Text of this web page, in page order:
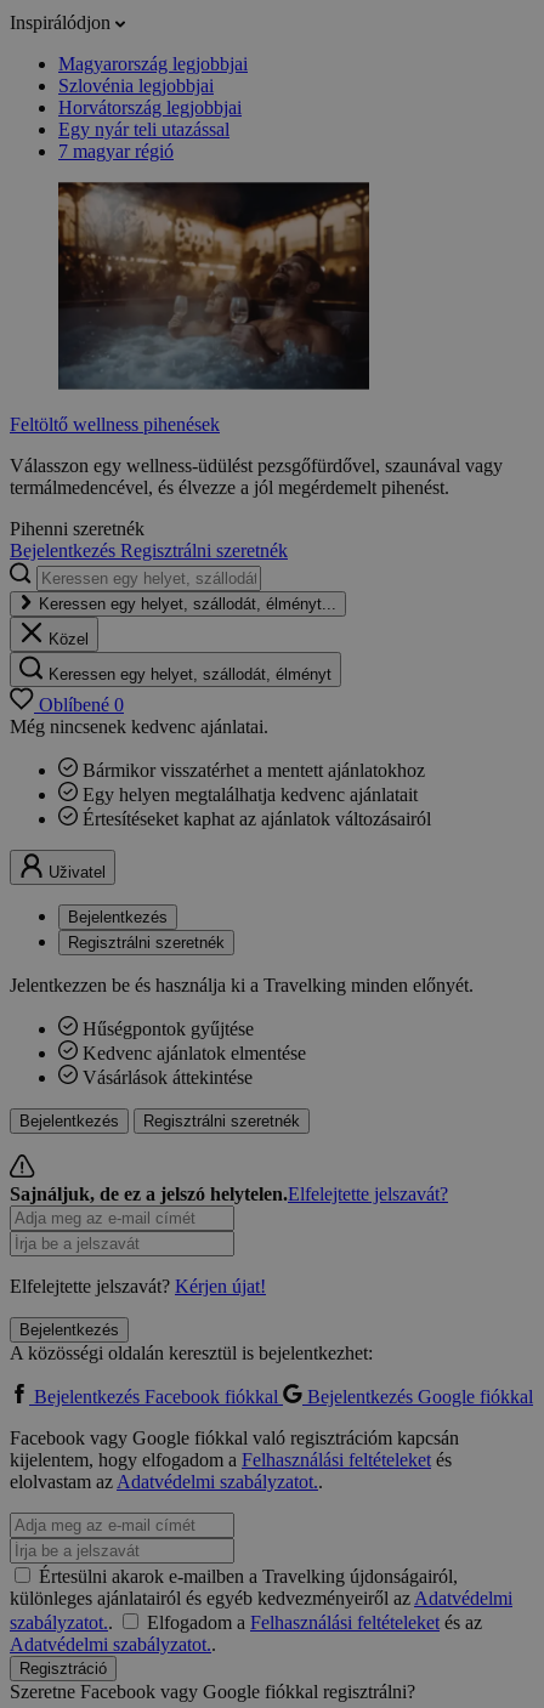
Inspirálódjon
Magyarország legjobbjai
Szlovénia legjobbjai
Horvátország legjobbjai
Egy nyár teli utazással
7 magyar régió
Feltöltő wellness pihenések
Válasszon egy wellness-üdülést pezsgőfürdővel, szaunával vagy
termálmedencével, és élvezze a jól megérdemelt pihenést.
Pihenni szeretnék
Bejelentkezés Regisztrálni szeretnék
Keressen egy helyet, szállodát, élményt...
Közel
Keressen egy helyet, szállodát, élményt
Oblíbené 0
Még nincsenek kedvenc ajánlatai.
Bármikor visszatérhet a mentett ajánlatokhoz
Egy helyen megtalálhatja kedvenc ajánlatait
Értesítéseket kaphat az ajánlatok változásairól
Uživatel
Bejelentkezés
Regisztrálni szeretnék
Jelentkezzen be és használja ki a Travelking minden előnyét.
Hűségpontok gyűjtése
Kedvenc ajánlatok elmentése
Vásárlások áttekintése
Bejelentkezés Regisztrálni szeretnék
Sajnáljuk, de ez a jelszó helytelen.Elfelejtette jelszavát?
Elfelejtette jelszavát? Kérjen újat!
Bejelentkezés
A közösségi oldalán keresztül is bejelentkezhet:
Bejelentkezés Facebook fiókkal
Bejelentkezés Google fiókkal
Facebook vagy Google fiókkal való regisztrációm kapcsán
kijelentem, hogy elfogadom a Felhasználási feltételeketés
elolvastam azAdatvédelmi szabályzatot..
Értesülni akarok e-mailben a Travelking újdonságairól,
különleges ajánlatairól és egyéb kedvezményeiről azAdatvédelmi
szabályzatot.. Elfogadom a Felhasználási feltételeketés az
Adatvédelmi szabályzatot..
Regisztráció
Szeretne Facebook vagy Google fiókkal regisztrálni?